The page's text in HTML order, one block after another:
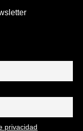
privacidad